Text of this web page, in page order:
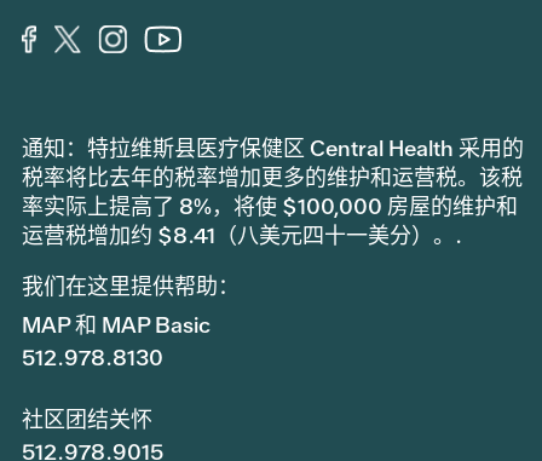
通知：特拉维斯县医疗保健区 Central Health 采用的
税率将比去年的税率增加更多的维护和运营税。该税
率实际上提高了 8%，将使 $100,000 房屋的维护和
运营税增加约 $8.41（八美元四十一美分）。.
我们在这里提供帮助：
MAP 和 MAP Basic
512.978.8130
社区团结关怀
512.978.9015